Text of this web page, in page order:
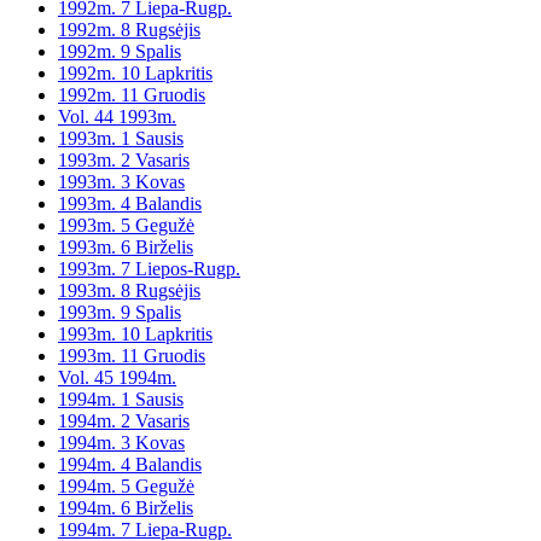
1992m. 7 Liepa-Rugp.
1992m. 8 Rugsėjis
1992m. 9 Spalis
1992m. 10 Lapkritis
1992m. 11 Gruodis
Vol. 44 1993m.
1993m. 1 Sausis
1993m. 2 Vasaris
1993m. 3 Kovas
1993m. 4 Balandis
1993m. 5 Gegužė
1993m. 6 Birželis
1993m. 7 Liepos-Rugp.
1993m. 8 Rugsėjis
1993m. 9 Spalis
1993m. 10 Lapkritis
1993m. 11 Gruodis
Vol. 45 1994m.
1994m. 1 Sausis
1994m. 2 Vasaris
1994m. 3 Kovas
1994m. 4 Balandis
1994m. 5 Gegužė
1994m. 6 Birželis
1994m. 7 Liepa-Rugp.